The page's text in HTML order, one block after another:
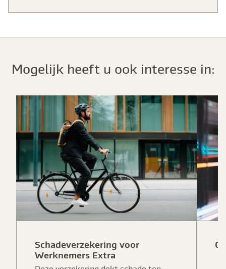
Mogelijk heeft u ook interesse in:
Schadeverzekering voor
Werknemers Extra